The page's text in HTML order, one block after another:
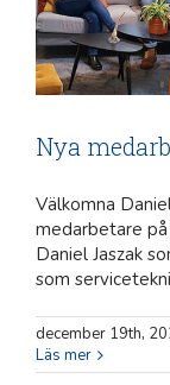
Nya
Välkomna
medarbetare
Daniel Jaszak
som
december 19th,
Läs mer